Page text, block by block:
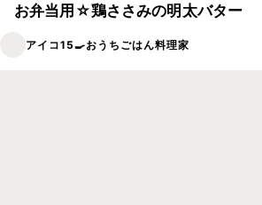
お弁当用☆鶏ささみの明太バター
アイコ15🍳おうちごはん料理家